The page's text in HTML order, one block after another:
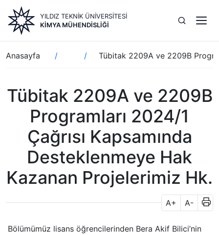
içeriğe
atla
YILDIZ TEKNİK ÜNİVERSİTESİ
KIMYA MÜHENDISLIĞI
Sayfa
yolu
Anasayfa Tübitak 2209A ve 2209B
Tübitak 2209A ve 2209B
Programları 2024/1
Çağrısı Kapsamında
Desteklenmeye Hak
Kazanan Projelerimiz Hk.
A+ A-
Bölümümüz lisans öğrencilerinden Bera Akif Bilici’nin